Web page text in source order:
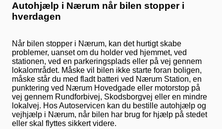
Autohjælp i Nærum når bilen stopper i
hverdagen
Når bilen stopper i Nærum, kan det hurtigt skabe
problemer, uanset om du holder ved hjemmet, ved
stationen, ved en parkeringsplads eller på vej gennem
lokalområdet. Måske vil bilen ikke starte foran boligen,
måske står du med fladt batteri ved Nærum Station, en
punktering ved Nærum Hovedgade eller motorstop på
vej gennem Rundforbivej, Skodsborgvej eller en mindre
lokalvej. Hos Autoservicen kan du bestille autohjælp og
vejhjælp i Nærum, når bilen har brug for hjælp på stedet
eller skal flyttes sikkert videre.